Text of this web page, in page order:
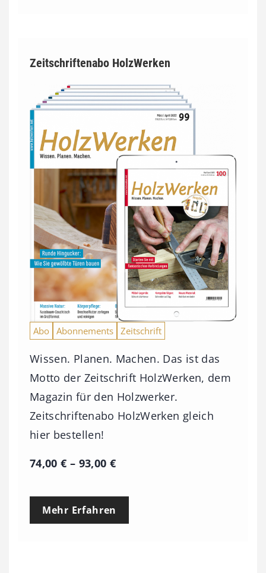
Zeitschriftenabo HolzWerken
Abo Abonnements Zeitschrift
Wissen. Planen. Machen. Das ist das
Motto der Zeitschrift HolzWerken, dem
Magazin für den Holzwerker.
Zeitschriftenabo HolzWerken gleich
hier bestellen!
74,00€ – 93,00 €P
e
Mehr Erfahren